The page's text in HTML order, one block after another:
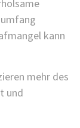
kann
mehr des
und